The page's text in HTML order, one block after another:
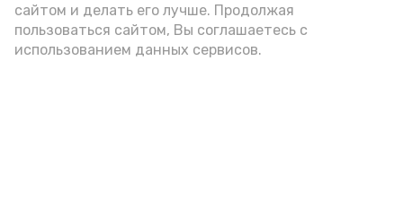
сайтом и делать его лучше. Продолжая
пользоваться сайтом, Вы соглашаетесь с
использованием данных сервисов.